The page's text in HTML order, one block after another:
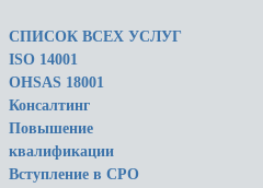
СПИСОК ВСЕХ УСЛУГ
ISO 14001
OHSAS 18001
Консалтинг
Повышение
квалификации
Вступление в СРО